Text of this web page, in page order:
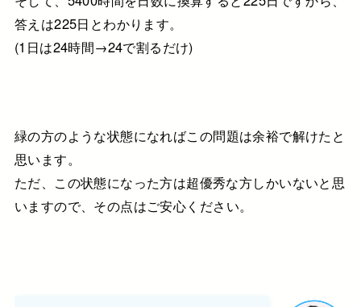
答えは225日 とわかります。
(1日は24時間→24で割るだけ)
緑の方のような状態になればこの問題は余裕で解けたと
思います。
ただ、この状態になった方は超優秀な方しかいないと思
いますので、 その点はご安心ください。